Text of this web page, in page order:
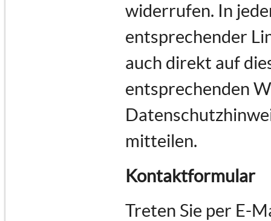
widerrufen. In
entsprechender
auch direkt auf
entsprechenden
mitteilen.
Kontaktformular
Treten Sie per E-